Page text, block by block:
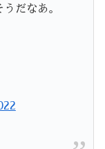
だなあ。